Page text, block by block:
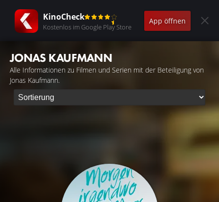
KinoCheck
Kostenlos im Google Play Store
App öffnen
JONAS KAUFMANN
Alle Informationen zu Filmen und Serien mit der Beteiligung von
Jonas Kaufmann.